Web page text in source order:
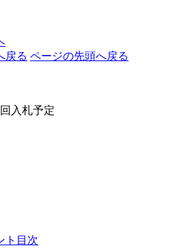
戻る ページの先頭へ戻る
入札予定
ト目次